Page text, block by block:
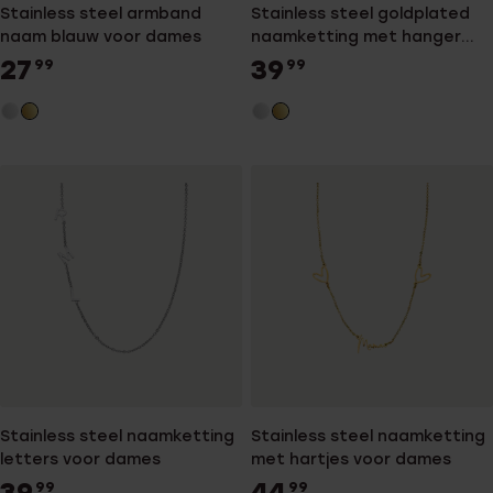
Stainless steel armband
naam blauw voor dames
27 99
Stainless steel goldplated
naamketting met hanger
voor dames
39 99
Stainless steel naamketting
letters voor dames
99
Stainless steel naamketting
met hartjes voor dames
99